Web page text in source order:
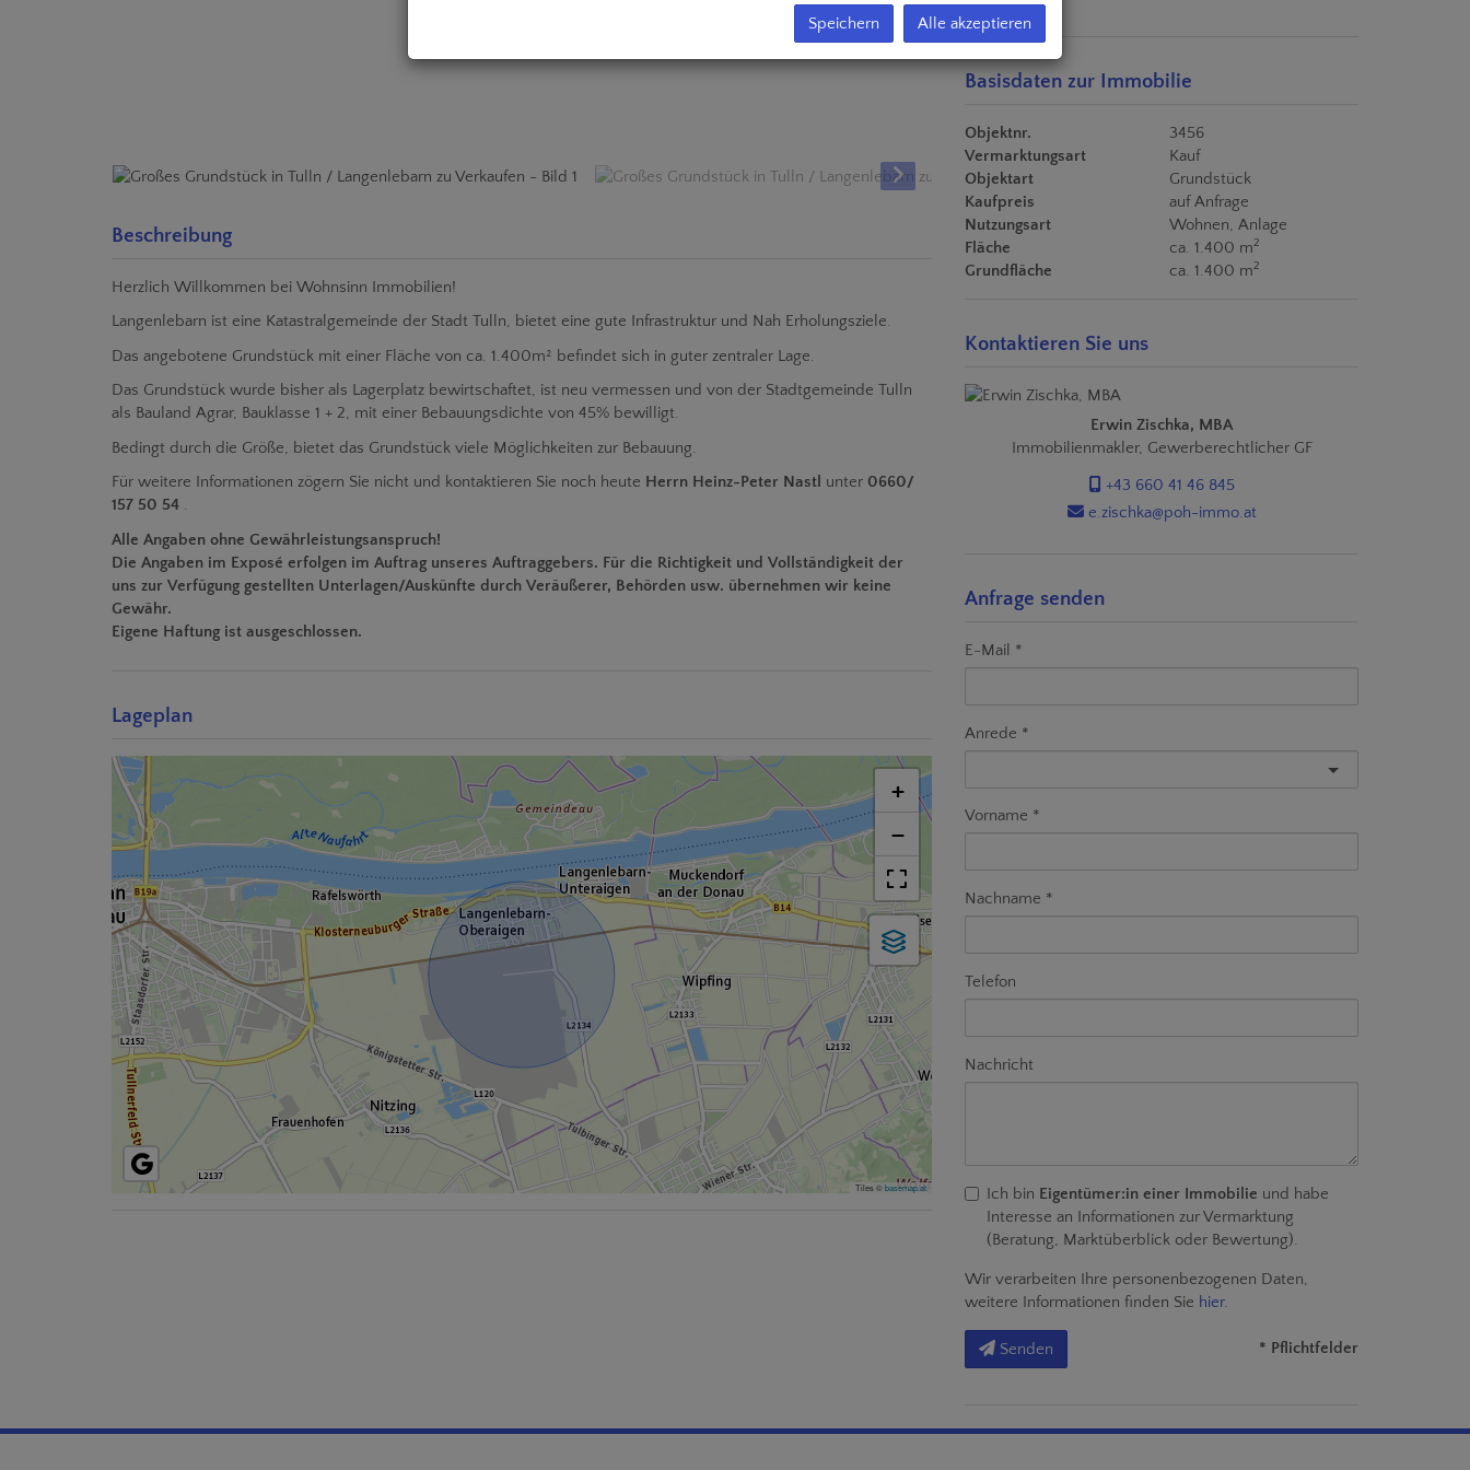
Beschreibung
Herzlich Willkommen bei Wohnsinn Immobilien!
Langenlebarn ist eine Katastralgemeinde der Stadt Tulln, bietet eine gute Infrastruktur und Nah Erholungsziele.
Das angebotene Grundstück mit einer Fläche von ca. 1.400m² befindet sich in guter zentraler Lage.
Das Grundstück wurde bisher als Lagerplatz bewirtschaftet, ist neu vermessen und von der Stadtgemeinde Tulln
als Bauland Agrar, Bauklasse 1 + 2, mit einer Bebauungsdichte von 45% bewilligt.
Bedingt durch die Größe, bietet das Grundstück viele Möglichkeiten zur Bebauung.
Für weitere Informationen zögern Sie nicht und kontaktieren Sie noch heute Herrn Heinz-Peter Nastl unter 0660/
157 50 54 .
Alle Angaben ohne Gewährleistungsanspruch!
Die Angaben im Exposé erfolgen im Auftrag unseres Auftraggebers. Für die Richtigkeit und Vollständigkeit der
uns zur Verfügung gestellten Unterlagen/Auskünfte durch Veräußerer, Behörden usw. übernehmen wir keine
Gewähr.
Eigene Haftung ist ausgeschlossen.
Lageplan
+
−
Tiles ©basemap.at
Basisdaten zur Immobilie
Objektnr.
3456
Vermarktungsart
Kauf
Objektart
Grundstück
Kaufpreis
auf Anfrage
Nutzungsart
Wohnen Anlage
Fläche
ca. 1.400 m2
Grundfläche ca. 1.400 m2
Kontaktieren Sie uns
Erwin Zischka, MBA
Immobilienmakler, Gewerberechtlicher GF
+43 660 41 46 845
e.zischka@poh-immo.at
Anfrage senden
E-Mail
Anrede
Vorname
Nachname
Telefon
Nachricht
Ich bin Eigentümer:in einer Immobilie und habe
Interesse an Informationen zur Vermarktung
(Beratung, Marktüberblick oder Bewertung).
Wir verarbeiten Ihre personenbezogenen Daten,
weitere Informationen finden Sie hier.
Senden * Pflichtfelder
Speichern Alle akzeptieren